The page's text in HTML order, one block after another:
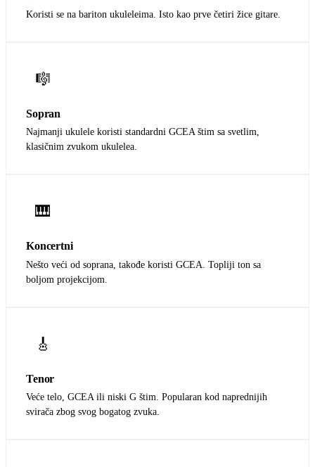
Koristi se na bariton ukuleleima. Isto kao prve četiri žice gitare.
🎼
Sopran
Najmanji ukulele koristi standardni GCEA štim sa svetlim,
klasičnim zvukom ukulelea.
🎹
Koncertni
Nešto veći od soprana, takođe koristi GCEA. Topliji ton sa
boljom projekcijom.
🎸
Tenor
Veće telo, GCEA ili niski G štim. Popularan kod naprednijih
svirača zbog svog bogatog zvuka.